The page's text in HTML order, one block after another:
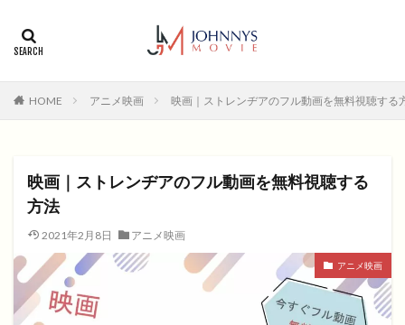
HOME アニメ映画 映画｜ストレンヂアのフル動画を無料視聴する
映画｜ストレンヂアのフル動画を無料視聴する
方法
2021年2月8日 アニメ映画
アニメ映画
2018年
アクション
アニメ
ヒューマンドラマ映画
ファンタジー映画
ホラー
動画無料視聴
無料視聴